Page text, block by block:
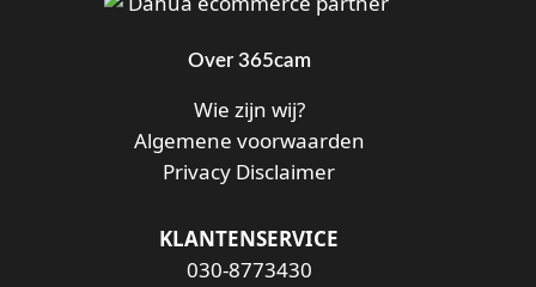
Over 365cam
Wie zijn wij?
Algemene voorwaarden
Privacy Disclaimer
KLANTENSERVICE
030-8773430